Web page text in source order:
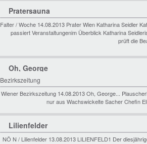
Pratersauna
Falter / Woche 14.08.2013 Prater Wien Katharina Seidler
passiert Veranstaltungenim Überblick Katharina
prüft die
Oh, George
Bezirkszeitung
Wiener Bezirkszeitung 14.08.2013 Oh, George...
nur aus Wachswickelte Sacher Chefin
Lilienfelder
NÖ N / Lilienfelder 13.08.2013 LILIENFELD1 Der